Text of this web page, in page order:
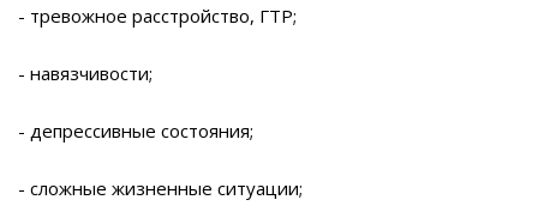
- тревожное расстройство, ГТР;
- навязчивости;
- депрессивные состояния;
- сложные жизненные ситуации;